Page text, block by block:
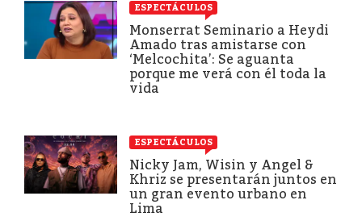
ESPECTÁCULOS
Monserrat Seminario a Heydi
Amado tras amistarse con
‘Melcochita’: Se aguanta
porque me verá con él toda la
vida
ESPECTÁCULOS
Nicky Jam, Wisin y Angel &
Khriz se presentarán juntos en
un gran evento urbano en
Lima